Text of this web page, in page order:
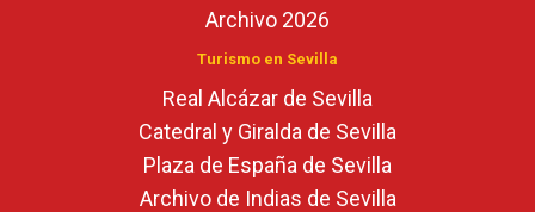
Archivo 2026
Turismo en Sevilla
Real Alcázar de Sevilla
Catedral y Giralda de Sevilla
Plaza de España de Sevilla
Archivo de Indias de Sevilla